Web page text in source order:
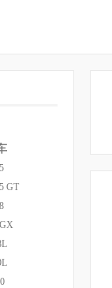
GT